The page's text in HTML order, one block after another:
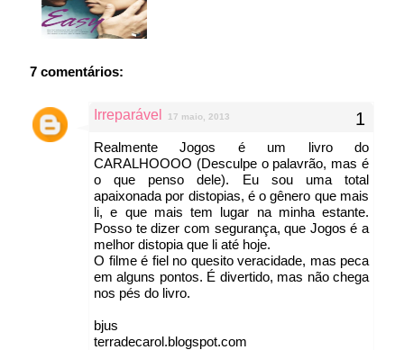
7 comentários:
Irreparável 17 maio, 2013
Realmente Jogos é um livro do
CARALHOOOO (Desculpe o palavrão, mas é
o que penso dele). Eu sou uma total
apaixonada por distopias, é o gênero que mais
li, e que mais tem lugar na minha estante.
Posso te dizer com segurança, que Jogos é a
melhor distopia que li até hoje.
O filme é fiel no quesito veracidade, mas peca
em alguns pontos. É divertido, mas não chega
nos pés do livro.
bjus
terradecarol.blogspot.com